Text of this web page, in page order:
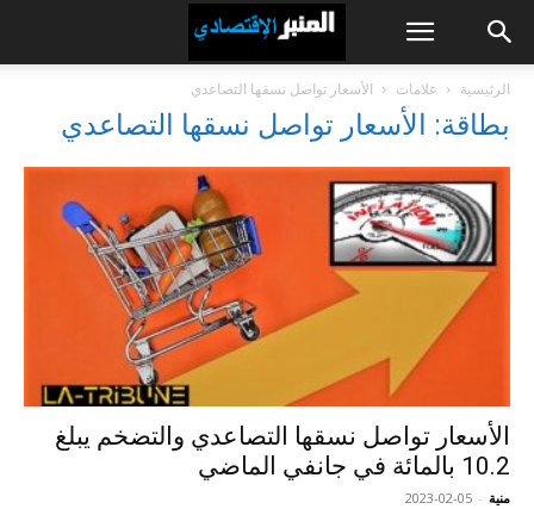
الرئيسية علامات الأسعار تواصل نسقها التصاعدي
بطاقة: الأسعار تواصل نسقها التصاعدي
الأسعار تواصل نسقها التصاعدي والتضخم يبلغ
10.2 بالمائة في جانفي الماضي
منية -
2023-02-05